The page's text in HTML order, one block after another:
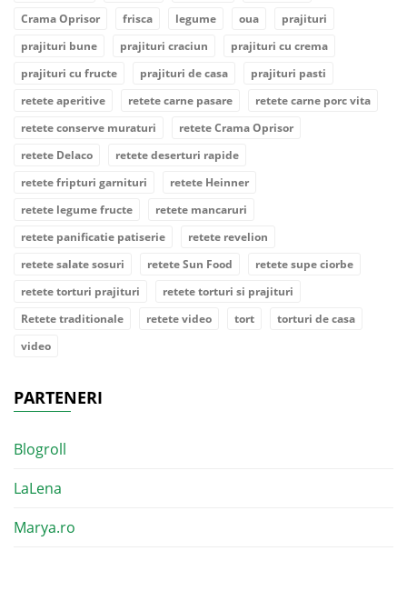
Crama Oprisor
frisca legume oua
prajituri
prajituri bune
prajituri craciun
prajituri cu crema
prajituri cu fructe
prajituri de casa
prajituri pasti
retete aperitive
retete carne pasare
retete carne porc vita
retete conserve muraturi
retete Crama Oprisor
retete Delaco
retete deserturi rapide
retete fripturi garnituri
retete Heinner
retete legume fructe
retete mancaruri
retete panificatie patiserie
retete revelion
retete salate sosuri
retete Sun Food
retete supe ciorbe
retete torturi prajituri
retete torturi si prajituri
Retete traditionale
retete video tort
torturi de casa
video
PARTENERI
Blogroll
LaLena
Marya.ro